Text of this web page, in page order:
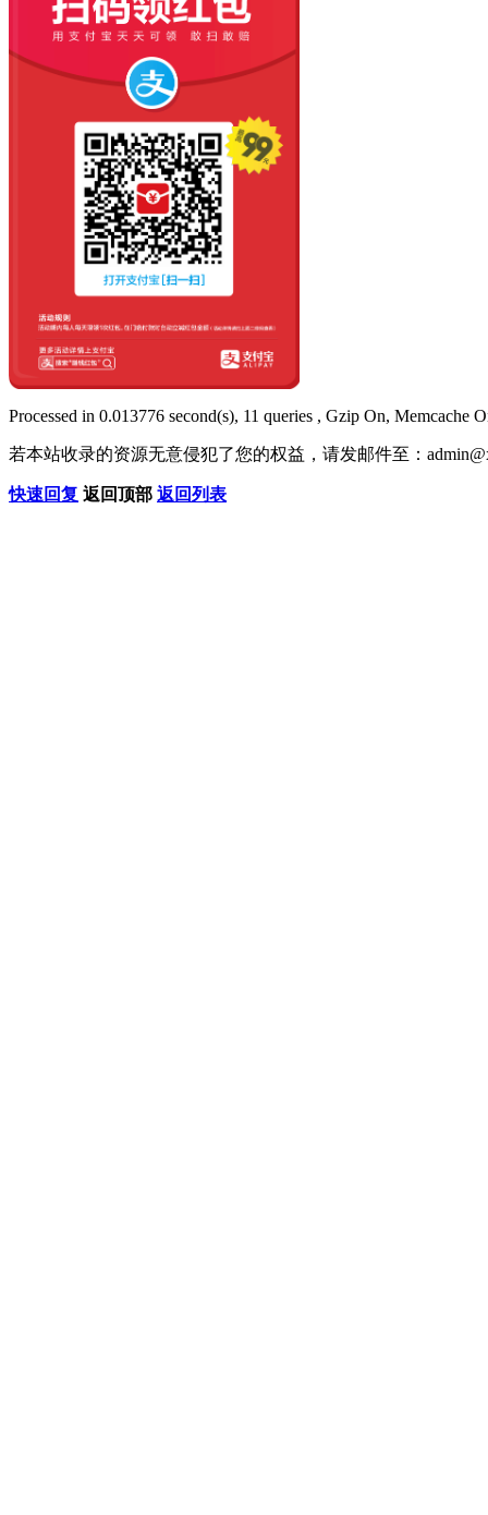
Processed in 0.013776 second(s), 11 queries , Gzip On, Memcache
若本站收录的资源无意侵犯了您的权益，请发邮件至：
快速回复 返回顶部 返回列表